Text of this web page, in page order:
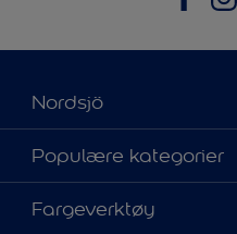
Nordsjö
Om Nordsjö
Kontakt oss
Finn en butikk
Populære kategorier
Finn farge
Fargeverktøy